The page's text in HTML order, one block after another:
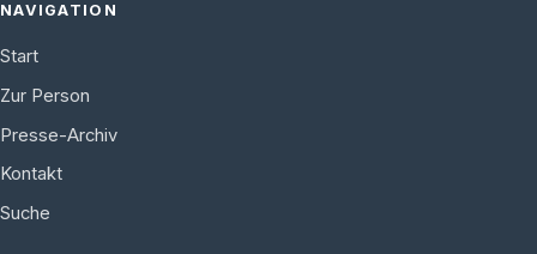
NAVIGATION
Start
Zur Person
Presse-Archiv
Kontakt
Suche